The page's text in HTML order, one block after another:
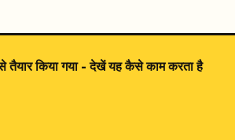
किया गया - देखें यह कैसे काम करता है